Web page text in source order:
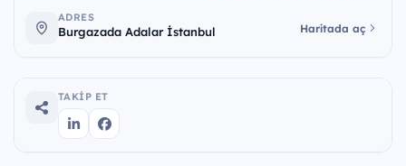
ADRES
Burgazada Adalar İstanbul Haritada aç
TAKIP ET